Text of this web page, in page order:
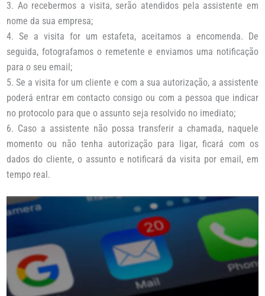
Ao recebermos a visita, serão atendidos pela assistente em
nome da sua empresa;
Se a visita for um estafeta, aceitamos a encomenda. De
seguida, fotografamos o remetente e enviamos uma notificação
para o seu email;
Se a visita for um cliente e com a sua autorização, a assistente
poderá entrar em contacto consigo ou com a pessoa que indicar
no protocolo para que o assunto seja resolvido no imediato;
Caso a assistente não possa transferir a chamada, naquele
momento ou não tenha autorização para ligar, ficará com os
dados do cliente, o assunto e notificará da visita por email, em
tempo real.